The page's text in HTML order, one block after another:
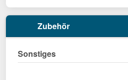
Zubehör
Sonstiges